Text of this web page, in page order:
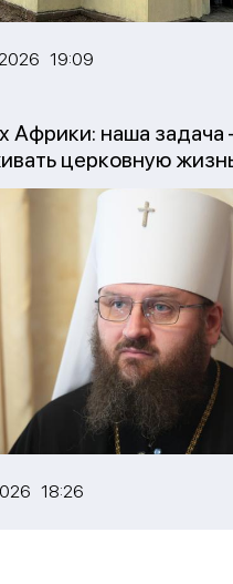
19:09
18:26
Африки: наша
церковную